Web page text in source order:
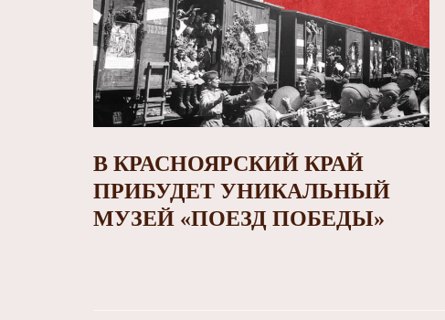
В КРАСНОЯРСКИЙ КРАЙ
ПРИБУДЕТ УНИКАЛЬНЫЙ
МУЗЕЙ «ПОЕЗД ПОБЕДЫ»